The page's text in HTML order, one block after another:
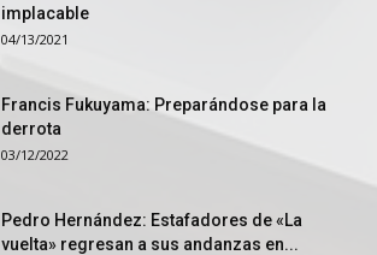
implacable
04/13/2021
Francis Fukuyama: Preparándose para la
derrota
03/12/2022
Pedro Hernández: Estafadores de «La
vuelta» regresan a sus andanzas en...